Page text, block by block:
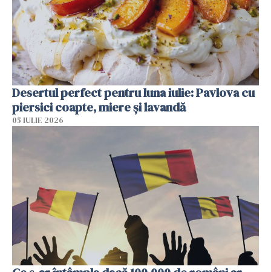
Desertul perfect pentru luna iulie: Pavlova cu
piersici coapte, miere și lavandă
05 IULIE 2026